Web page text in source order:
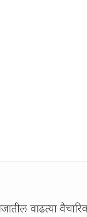
वाढत्या वैचारिक